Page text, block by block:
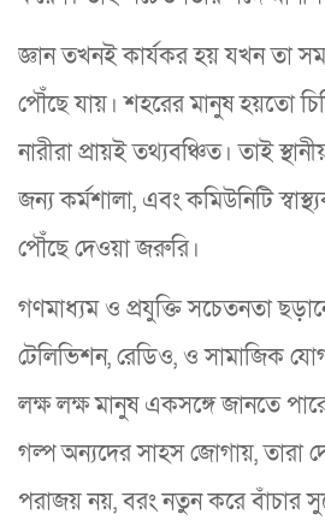
জ্ঞান তখনই কার্যকর হয় যখন তা
পৌঁছে যায়। শহরের মানুষ হয়তো
নারীরা প্রায়ই তথ্যবঞ্চিত। তাই
জন্য কর্মশালা, এবং কমিউনিটি
পৌঁছে দেওয়া জরুরি।
গণমাধ্যম ও প্রযুক্তি সচেতনতা
টেলিভিশন, রেডিও, ও সামাজিক
লক্ষ লক্ষ মানুষ একসঙ্গে জানতে
গল্প অন্যদের সাহস জোগায়, তারা
পরাজয় নয়, বরং নতুন করে বাঁচার